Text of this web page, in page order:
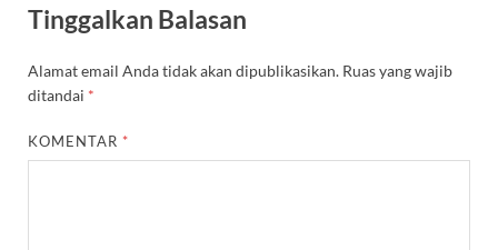
Tinggalkan Balasan
Alamat email Anda tidak akan dipublikasikan. Ruas yang wajib
ditandai *
KOMENTAR *